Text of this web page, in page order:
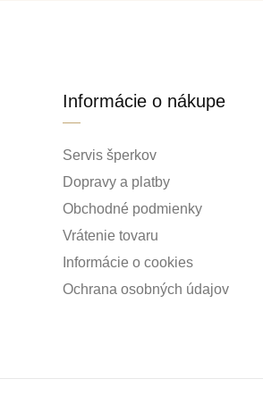
Informácie o nákupe
Servis šperkov
Dopravy a platby
Obchodné podmienky
Vrátenie tovaru
Informácie o cookies
Ochrana osobných údajov